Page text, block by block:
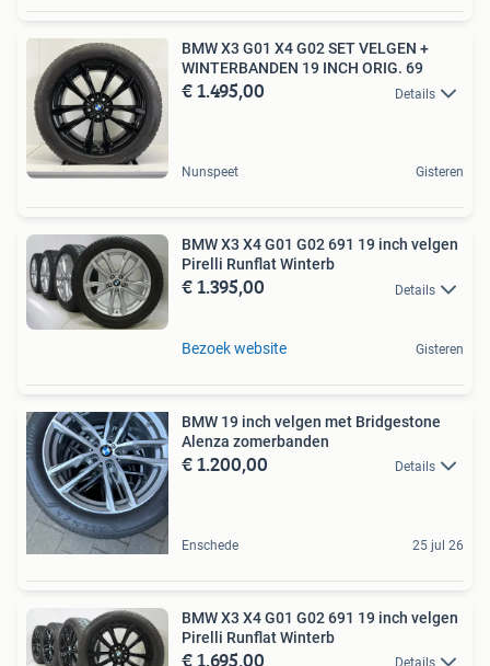
BMW X3 G01 X4 G02 SET VELGEN +
WINTERBANDEN 19 INCH ORIG. 69
€ 1.495,00 Details
Nunspeet Gisteren
BMW X3 X4 G01 G02 691 19 inch velgen
Pirelli Runflat Winterb
€ 1.395,00 Details
Bezoek website Gisteren
BMW 19 inch velgen met Bridgestone
Alenza zomerbanden
€ 1.200,00 Details
Enschede 25 jul 26
BMW X3 X4 G01 G02 691 19 inch velgen
Pirelli Runflat Winterb
€ 1.695,00 Details